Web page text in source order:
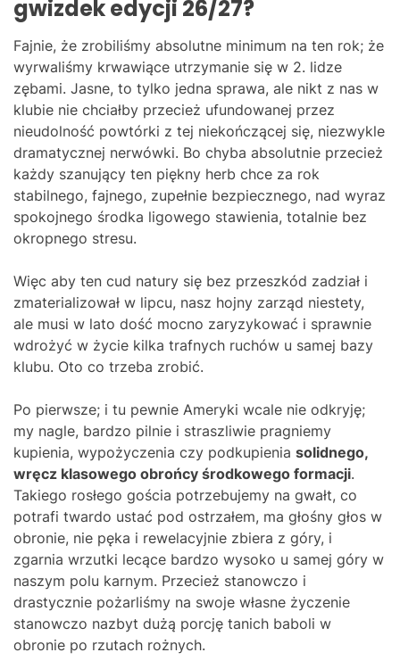
gwizdek edycji 26/27?
Fajnie, że zrobiliśmy absolutne minimum na ten rok; że
wyrwaliśmy krwawiące utrzymanie się w 2. lidze
zębami. Jasne, to tylko jedna sprawa, ale nikt z nas w
klubie nie chciałby przecież ufundowanej przez
nieudolność powtórki z tej niekończącej się, niezwykle
dramatycznej nerwówki. Bo chyba absolutnie przecież
każdy szanujący ten piękny herb chce za rok
stabilnego, fajnego, zupełnie bezpiecznego, nad wyraz
spokojnego środka ligowego stawienia, totalnie bez
okropnego stresu.
Więc aby ten cud natury się bez przeszkód zadział i
zmaterializował w lipcu, nasz hojny zarząd niestety,
ale musi w lato dość mocno zaryzykować i sprawnie
wdrożyć w życie kilka trafnych ruchów u samej bazy
klubu. Oto co trzeba zrobić.
Po pierwsze; i tu pewnie Ameryki wcale nie odkryję;
my nagle, bardzo pilnie i straszliwie pragniemy
kupienia, wypożyczenia czy podkupienia solidnego,
wręcz klasowego obrońcy środkowego formacji.
Takiego rosłego gościa potrzebujemy na gwałt, co
potrafi twardo ustać pod ostrzałem, ma głośny głos w
obronie, nie pęka i rewelacyjnie zbiera z góry, i
zgarnia wrzutki lecące bardzo wysoko u samej góry w
naszym polu karnym. Przecież stanowczo i
drastycznie pożarliśmy na swoje własne życzenie
stanowczo nazbyt dużą porcję tanich baboli w
obronie po rzutach rożnych.